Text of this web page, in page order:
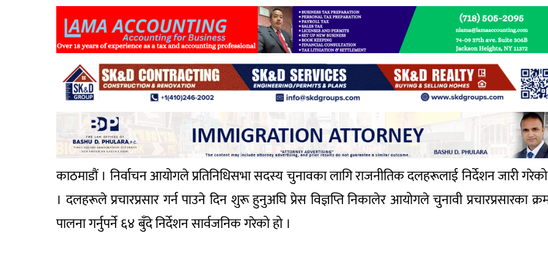
काठमाडौं । निर्वाचन आयोगले प्रतिनिधिसभा सदस्य चुनावका लागि राजनीतिक दलहरूलाई निर्देशन जारी
। दलहरूले प्रचारप्रसार गर्न पाउने दिन शुरू हुनुअघि प्रेस विज्ञप्ति निकालेर आयोगले चुनावी प्रचारप्रसारका
पालना गर्नुपर्ने ६४ बुँदे निर्देशन सार्वजनिक गरेको हो ।